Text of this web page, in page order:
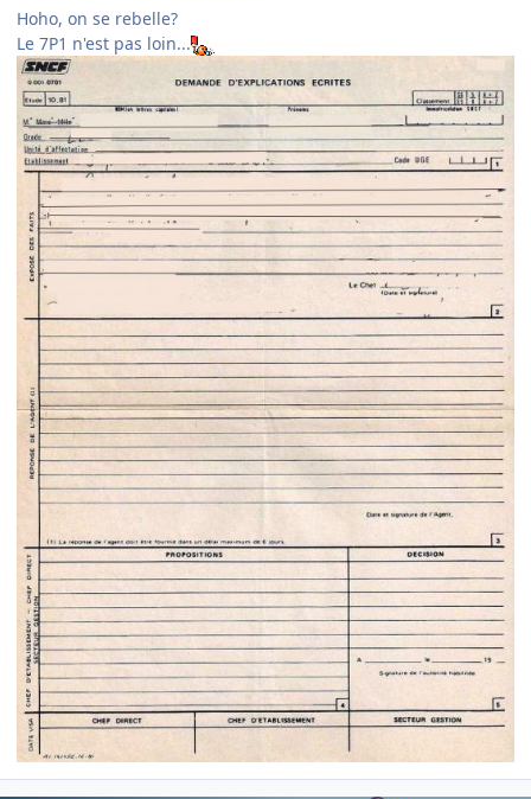
Hoho, on se rebelle?
Le 7P1 n'est pas loin...